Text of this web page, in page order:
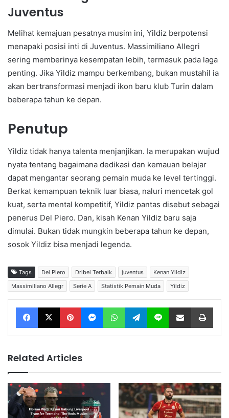
Juventus
Melihat kemajuan pesatnya musim ini, Yildiz berpotensi
menapaki posisi inti di Juventus. Massimiliano Allegri
sering memberinya kesempatan lebih, termasuk pada laga
penting. Jika Yildiz mampu berkembang, bukan mustahil ia
akan bertransformasi menjadi ikon baru klub Turin dalam
beberapa tahun ke depan.
Penutup
Yildiz tidak hanya talenta menjanjikan. Ia merupakan wujud
nyata tentang bagaimana dedikasi dan kemauan belajar
dapat mengantar seorang pemain muda ke level tertinggi.
Berkat kemampuan teknik luar biasa, naluri mencetak gol
kuat, serta mental kompetitif, Yildiz pantas disebut sebagai
penerus Del Piero. Dan, kisah Kenan Yildiz baru saja
dimulai. Bukan tidak mungkin beberapa tahun ke depan,
sosok Yildiz bisa menjadi legenda.
Tags Del Piero Dribel Terbaik juventus
Kenan Yildiz
Massimiliano Allegr
Serie A Statistik Pemain Muda Yildiz
Facebook X Pinterest Messenger WhatsApp Telegram Line Share via Email
Related Articles